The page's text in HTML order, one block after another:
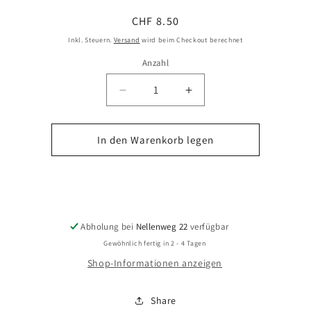
Normaler
Preis
CHF 8.50
Inkl. Steuern. Versand wird beim Checkout berechnet
Anzahl
Verringere
die
Menge
für
Tropaeolum
Knollige
Kapuzinerkresse
Erhöhe
die
Menge
für
Tropaeolum
Knollige
Kapuzinerkresse
In den Warenkorb legen
Abholung bei Nellenweg 22 verfügbar
Gewöhnlich fertig in 2 - 4 Tagen
Shop-Informationen anzeigen
Share